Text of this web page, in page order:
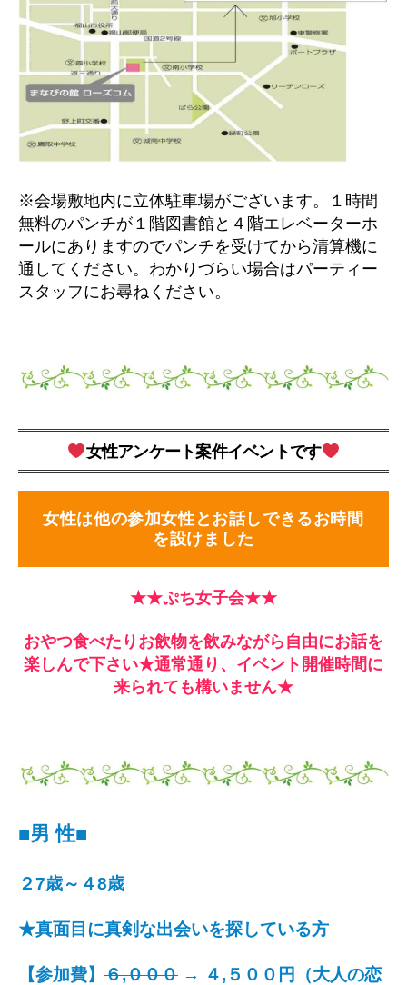
※会場敷地内に立体駐車場がございます。１時間
無料のパンチが１階図書館と４階エレベーターホ
ールにありますのでパンチを受けてから清算機に
通してください。わかりづらい場合はパーティー
スタッフにお尋ねください。
女性アンケート案件イベントです
女性は他の参加女性とお話しできるお時間
を設けました
★★ぷち女子会★★
おやつ食べたりお飲物を飲みながら自由にお話を
楽しんで下さい★通常通り、イベント開催時間に
来られても構いません★
■男 性■
２7歳～４8歳
★真面目に真剣な出会いを探している方
【参加費】 ６,０００ → ４,５００円（大人の恋